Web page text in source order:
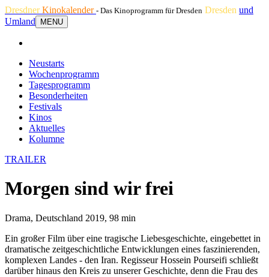
DresdnerKinokalender - Das Kinoprogramm für Dresden Dresden und
Umland
MENU
Neustarts
Wochenprogramm
Tagesprogramm
Besonderheiten
Festivals
Kinos
Aktuelles
Kolumne
TRAILER
Morgen sind wir frei
Drama, Deutschland 2019, 98 min
Ein großer Film über eine tragische Liebesgeschichte, eingebettet in
dramatische zeitgeschichtliche Entwicklungen eines faszinierenden,
komplexen Landes - den Iran. Regisseur Hossein Pourseifi schließt
darüber hinaus den Kreis zu unserer Geschichte, denn die Frau des